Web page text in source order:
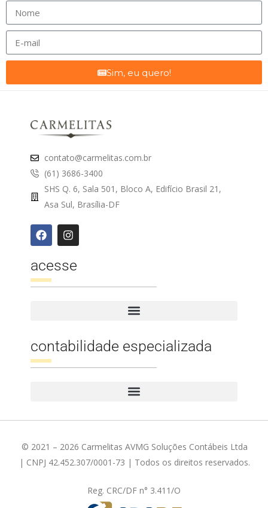
Sim, eu quero!
contato@carmelitas.com.br
(61) 3686-3400
SHS Q. 6, Sala 501, Bloco A, Edifício Brasil 21,
Asa Sul, Brasília-DF
acesse
contabilidade especializada
© 2021 – 2026 Carmelitas AVMG Soluções Contábeis Ltda
| CNPJ 42.452.307/0001-73 | Todos os direitos reservados.
Reg. CRC/DF n° 3.411/O